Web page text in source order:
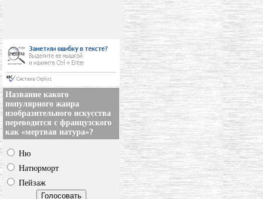
Название какого
популярного жанра
изобразительного искусства
переводится с французского
как «мертвая натура»?
Ню
Натюрморт
Пейзаж